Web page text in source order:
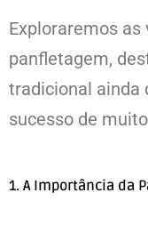
Exploraremos
panfletagem,
tradicional ainda
sucesso de
1. A Importância da